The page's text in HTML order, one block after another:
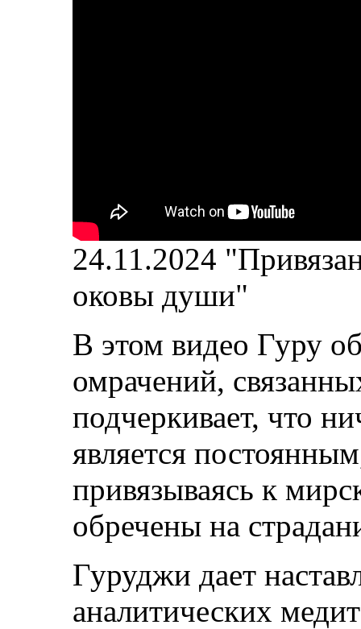
24.11.2024
оковы души"
В этом видео Гуру
омрачений,
подчеркивает, что
является
привязываясь к
обречены на
Гуруджи дает
аналитических